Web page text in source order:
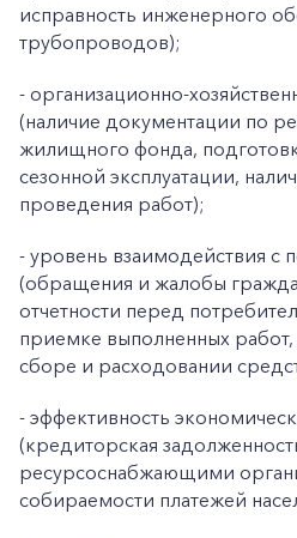
исправность инженерного
трубопроводов);
- организационно-
(наличие документации по
жилищного фонда,
сезонной эксплуатации,
проведения работ);
- уровень взаимодействия с
(обращения и жалобы
отчетности перед
приемке выполненных
сборе и расходовании
- эффективность
(кредиторская
ресурсоснабжающими
собираемости платежей